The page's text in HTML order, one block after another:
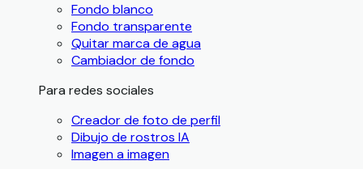
Fondo blanco
Fondo transparente
Quitar marca de agua
Cambiador de fondo
Para redes sociales
Creador de foto de perfil
Dibujo de rostros IA
Imagen a imagen